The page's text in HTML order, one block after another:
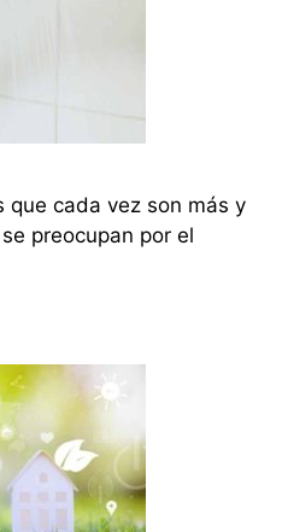
que cada vez son más y
preocupan por el